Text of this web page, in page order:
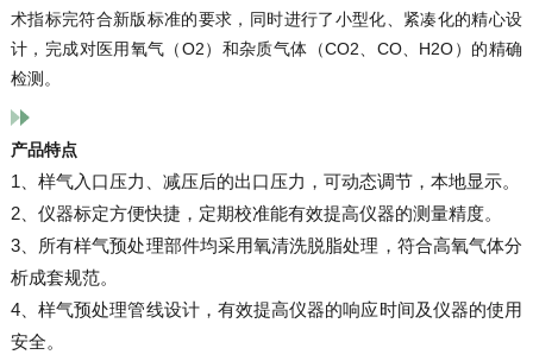
术指标完符合新版标准的要求，同时进行了小型化、紧凑化的精心设
计，完成对医用氧气（O2）和杂质气体（CO2、CO、H2O）的精确
检测。
产品特点
1、样气入口压力、减压后的出口压力，可动态调节，本地显示。
2、仪器标定方便快捷，定期校准能有效提高仪器的测量精度。
3、所有样气预处理部件均采用氧清洗脱脂处理，符合高氧气体分
析成套规范。
4、样气预处理管线设计，有效提高仪器的响应时间及仪器的使用
安全。